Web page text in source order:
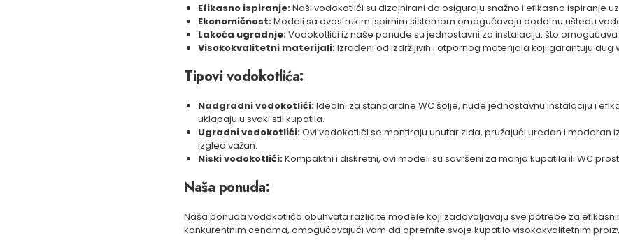
Efikasno ispiranje:Naši vodokotlići su dizajnirani da osiguraju snažno i efikasno ispiranje
Ekonomičnost:Modeli sa dvostrukim ispirnim sistemom omogućavaju dodatnu uštedu
Lakoća ugradnje:Vodokotlići iz naše ponude su jednostavni za instalaciju, što
Visokokvalitetni materijali:Izrađeni od izdržljivih i otpornog materijala koji garantuju dug
Tipovi vodokotlića:
Nadgradni vodokotlići:Idealni za standardne WC šolje, nude jednostavnu instalaciju i
uklapaju u svaki stil kupatila.
Ugradni vodokotlići:Ovi vodokotlići se montiraju unutar zida, pružajući uredan i
izgled važan.
Niski vodokotlići:Kompaktni i diskretni, ovi modeli su savršeni za manja kupatila ili WC
Naša ponuda:
Naša ponuda vodokotlića obuhvata različite modele koji zadovoljavaju sve potrebe za
konkurentnim cenama, omogućavajući vam da opremite svoje kupatilo visokokvalitetnim